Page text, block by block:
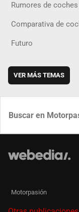
Rumores de coches
Comparativa de
Futuro
VER MÁS TEMAS
Motorpasión